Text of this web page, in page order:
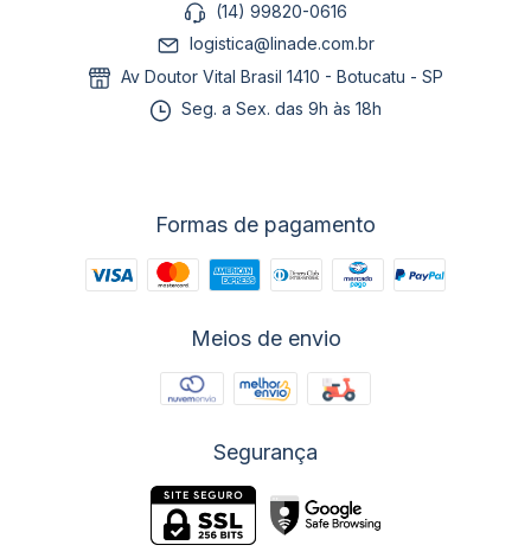
(14) 99820-0616
logistica@linade.com.br
Av Doutor Vital Brasil 1410 - Botucatu - SP
Seg. a Sex. das 9h às 18h
Formas de pagamento
Meios de envio
Segurança